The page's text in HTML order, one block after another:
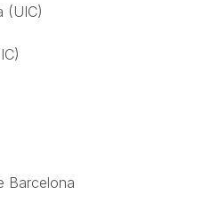
(UIC)
Barcelona